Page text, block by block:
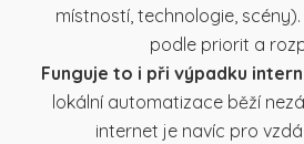
místností, technologie,
podle priorit a
Funguje to i při výpadku
lokální automatizace běží
internet je navíc pro